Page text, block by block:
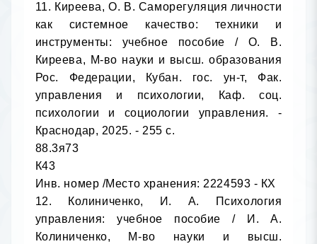
11. Киреева, О. В. Саморегуляция личности
как системное качество: техники и
инструменты: учебное пособие / О. В.
Киреева, М-во науки и высш. образования
Рос. Федерации, Кубан. гос. ун-т, Фак.
управления и психологии, Каф. соц.
психологии и социологии управления. -
Краснодар, 2025. - 255 с.
88.3я73
К43
Инв. номер /Место хранения: 2224593 - КХ
12. Колиниченко, И. А. Психология
управления: учебное пособие / И. А.
Колиниченко, М-во науки и высш.